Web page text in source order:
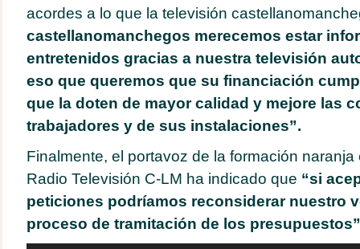
acordes a lo que la televisión
castellanomanchegos merecemos estar
entretenidos gracias a nuestra televisión
eso que queremos que su financiación
que la doten de mayor calidad y mejore las
trabajadores y de sus instalaciones”.
Finalmente, el portavoz de la formación
Radio Televisión C-LM ha indicado que “si
peticiones podríamos reconsiderar nuestro
proceso de tramitación de los